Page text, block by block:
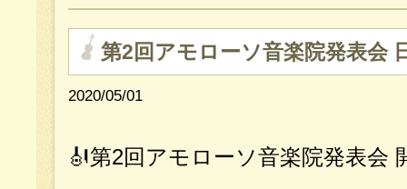
第2回アモローソ音楽院発表会
2020/05/01
🎻第2回アモローソ音楽院発表会